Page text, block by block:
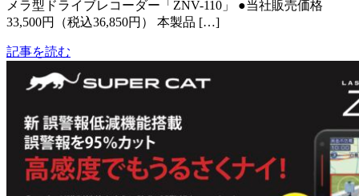
メラ型ドライブレコーダー「ZNV-110」 ●当社販売価格
33,500円（税込36,850円） 本製品 […]
記事を読む